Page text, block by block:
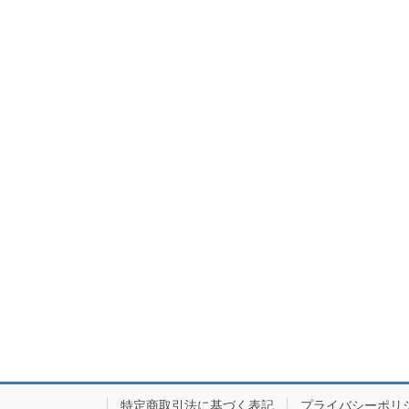
特定商取引法に基づく表記 プライバシーポリ